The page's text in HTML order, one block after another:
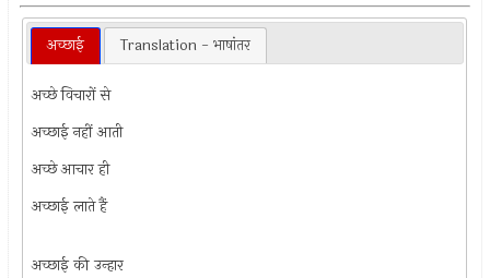
अच्छाई Translation - भाषांतर
अच्छे विचारों से
अच्छाई नहीं आती
अच्छे आचार ही
अच्छाई लाते हैं
अच्छाई की उन्हार